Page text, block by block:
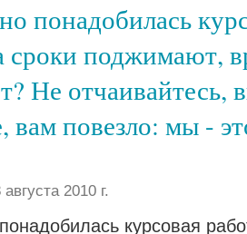
понадобилась
сроки поджимают,
Не отчаивайтесь,
вам повезло: мы -
2010 г.
курсовая